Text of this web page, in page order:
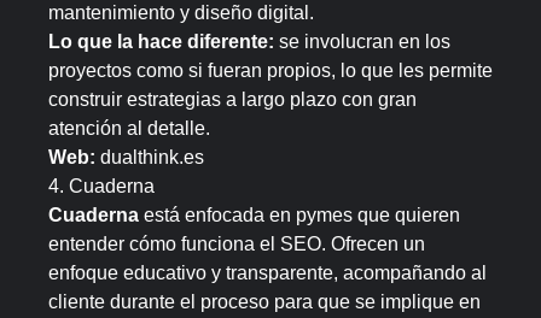
mantenimiento y diseño digital.
Lo que la hace diferente: se involucran en los
proyectos como si fueran propios, lo que les permite
construir estrategias a largo plazo con gran
atención al detalle.
Web: dualthink.es
4. Cuaderna
Cuaderna está enfocada en pymes que quieren
entender cómo funciona el SEO. Ofrecen un
enfoque educativo y transparente, acompañando al
cliente durante el proceso para que se implique en